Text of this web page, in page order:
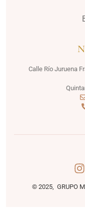
Calle Río Juruena
© 2025, GRUPO